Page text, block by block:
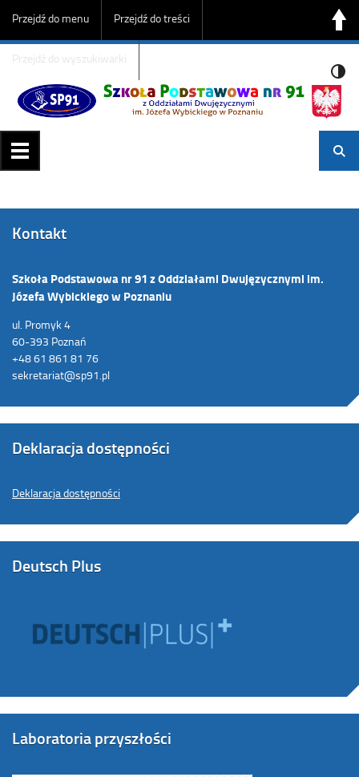
Przejdź do menu Przejdź do treści
Przejdź do wyszukiwarki
Kontakt
Szkoła Podstawowa nr 91 z Oddziałami Dwujęzycznymi im.
Józefa Wybickiego w Poznaniu
ul. Promyk 4
60-393 Poznań
+48 61 861 81 76
sekretariat@sp91.pl
Deklaracja dostępności
Deklaracja dostępności
Deutsch Plus
Laboratoria przyszłości